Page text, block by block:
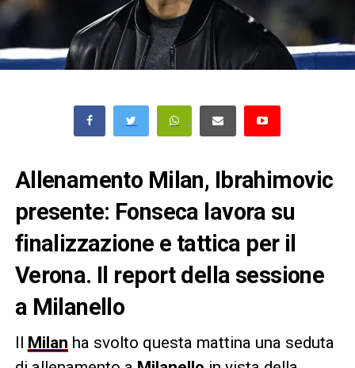
Allenamento Milan, Ibrahimovic
presente: Fonseca lavora su
finalizzazione e tattica per il
Verona. Il report della sessione
a Milanello
Il Milan ha svolto questa mattina una seduta